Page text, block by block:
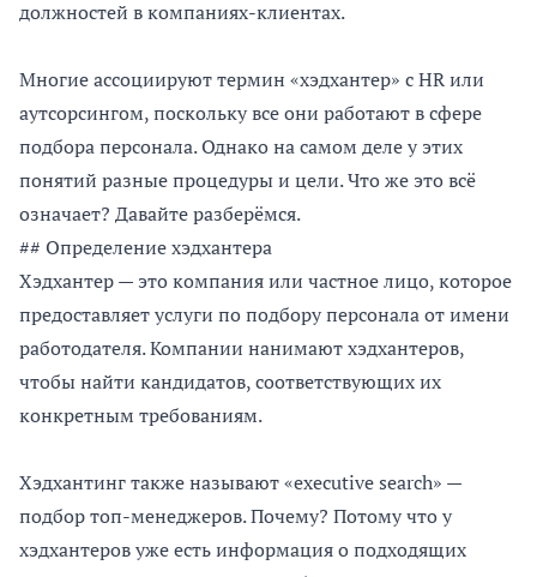
должностей в компаниях-клиентах.
Многие ассоциируют термин «хэдхантер» с HR или
аутсорсингом, поскольку все они работают в сфере
подбора персонала. Однако на самом деле у этих
понятий разные процедуры и цели. Что же это всё
означает? Давайте разберёмся.
## Определение хэдхантера
Хэдхантер — это компания или частное лицо, которое
предоставляет услуги по подбору персонала от имени
работодателя. Компании нанимают хэдхантеров,
чтобы найти кандидатов, соответствующих их
конкретным требованиям.
Хэдхантинг также называют «executive search» —
подбор топ-менеджеров. Почему? Потому что у
хэдхантеров уже есть информация о подходящих